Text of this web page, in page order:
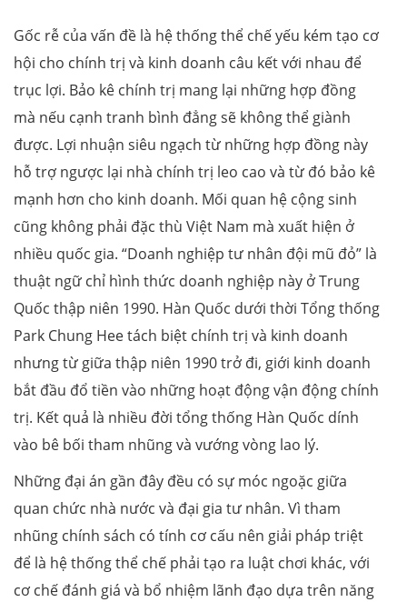
Gốc rễ của vấn đề là hệ thống thể chế yếu kém tạo cơ
hội cho chính trị và kinh doanh câu kết với nhau để
trục lợi. Bảo kê chính trị mang lại những hợp đồng
mà nếu cạnh tranh bình đẳng sẽ không thể giành
được. Lợi nhuận siêu ngạch từ những hợp đồng này
hỗ trợ ngược lại nhà chính trị leo cao và từ đó bảo kê
mạnh hơn cho kinh doanh. Mối quan hệ cộng sinh
cũng không phải đặc thù Việt Nam mà xuất hiện ở
nhiều quốc gia. “Doanh nghiệp tư nhân đội mũ đỏ” là
thuật ngữ chỉ hình thức doanh nghiệp này ở Trung
Quốc thập niên 1990. Hàn Quốc dưới thời Tổng thống
Park Chung Hee tách biệt chính trị và kinh doanh
nhưng từ giữa thập niên 1990 trở đi, giới kinh doanh
bắt đầu đổ tiền vào những hoạt động vận động chính
trị. Kết quả là nhiều đời tổng thống Hàn Quốc dính
vào bê bối tham nhũng và vướng vòng lao lý.
Những đại án gần đây đều có sự móc ngoặc giữa
quan chức nhà nước và đại gia tư nhân. Vì tham
nhũng chính sách có tính cơ cấu nên giải pháp triệt
để là hệ thống thể chế phải tạo ra luật chơi khác, với
cơ chế đánh giá và bổ nhiệm lãnh đạo dựa trên năng